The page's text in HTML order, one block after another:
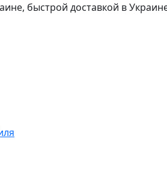
быстрой доставкой в